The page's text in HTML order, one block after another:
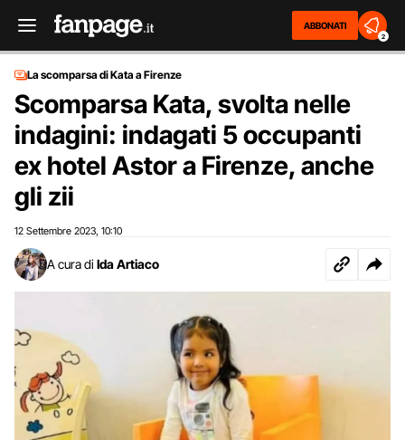
ABBONATI
2
La scomparsa di Kata a Firenze
Scomparsa Kata, svolta nelle
indagini: indagati 5 occupanti
ex hotel Astor a Firenze, anche
gli zii
12 Settembre 2023 10:10
A cura di Ida Artiaco